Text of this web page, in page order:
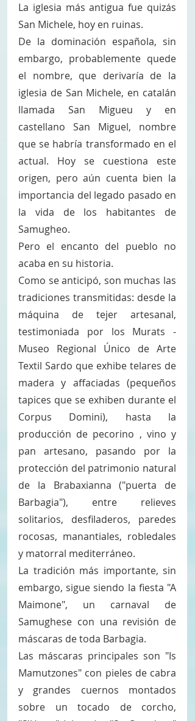
La iglesia más antigua fue quizás
San Michele, hoy en ruinas.
De la dominación española, sin
embargo, probablemente quede
el nombre, que derivaría de la
iglesia de San Michele, en catalán
llamada San Migueu y en
castellano San Miguel, nombre
que se habría transformado en el
actual. Hoy se cuestiona este
origen, pero aún cuenta bien la
importancia del legado pasado en
la vida de los habitantes de
Samugheo.
Pero el encanto del pueblo no
acaba en su historia.
Como se anticipó, son muchas las
tradiciones transmitidas: desde la
máquina de tejer artesanal,
testimoniada por los Murats -
Museo Regional Único de Arte
Textil Sardo que exhibe telares de
madera y affaciadas (pequeños
tapices que se exhiben durante el
Corpus Domini), hasta la
producción de pecorino , vino y
pan artesano, pasando por la
protección del patrimonio natural
de la Brabaxianna ("puerta de
Barbagia"), entre relieves
solitarios, desfiladeros, paredes
rocosas, manantiales, robledales
y matorral mediterráneo.
La tradición más importante, sin
embargo, sigue siendo la fiesta "A
Maimone", un carnaval de
Samughese con una revisión de
máscaras de toda Barbagia.
Las máscaras principales son "Is
Mamutzones" con pieles de cabra
y grandes cuernos montados
sobre un tocado de corcho,